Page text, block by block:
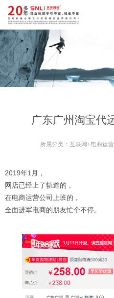
广东广州淘宝代
所属分类： 互联网+电商运营
2019年1月，
网店已经上了轨道的，
在电商运营公司上班的，
全面进军电商的朋友忙个不停。